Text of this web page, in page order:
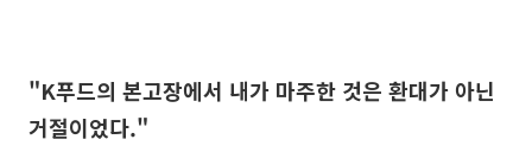
"K푸드의 본고장에서 내가 마주한 것은 환대가 아닌
거절이었다."